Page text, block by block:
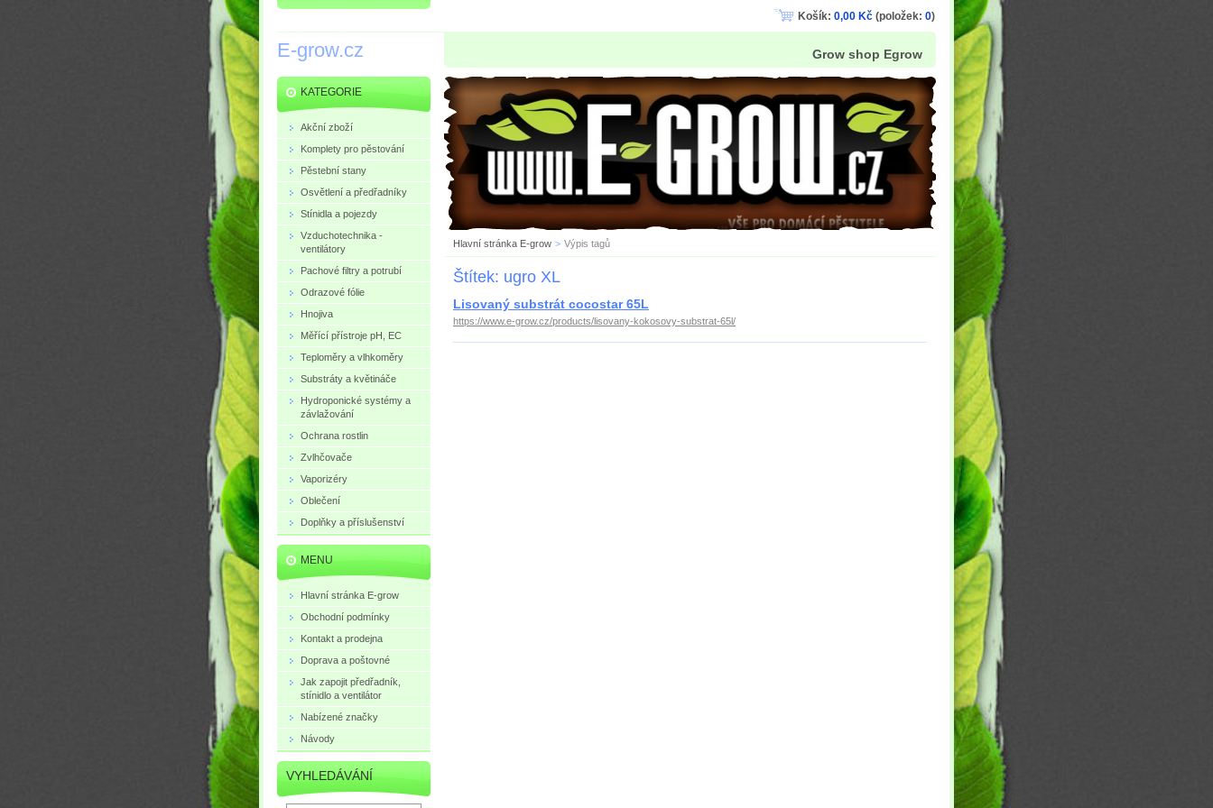
E-grow.cz Grow shop Egrow
Hlavní stránka E-grow > Výpis tagů
Štítek: ugro XL
Lisovaný substrát cocostar 65L
https://www.e-grow.cz/products/lisovany-kokosovy-substrat-65l/
KATEGORIE
Akční zboží
Komplety pro pěstování
Pěstební stany
Osvětlení a předřadníky
Stínidla a pojezdy
Vzduchotechnika -
ventilátory
Pachové filtry a potrubí
Odrazové fólie
Hnojiva
Měřící přístroje pH, EC
Teploměry a vlhkoměry
Substráty a květináče
Hydroponické systémy a
závlažování
Ochrana rostlin
Zvlhčovače
Vaporizéry
Oblečení
Doplňky a příslušenství
MENU
Hlavní stránka E-grow
Obchodní podmínky
Kontakt a prodejna
Doprava a poštovné
Jak zapojit předřadník,
stínidlo a ventilátor
Nabízené značky
Návody
VYHLEDÁVÁNÍ
Košík: 0,00 Kč (položek: 0)